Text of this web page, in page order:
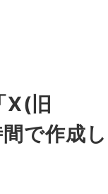
X(旧
で作成し